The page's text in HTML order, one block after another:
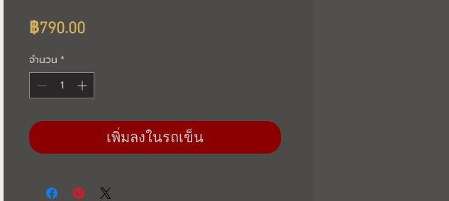
฿790.00ราคา
จำนวน *
เพิ่มลงในรถเข็น